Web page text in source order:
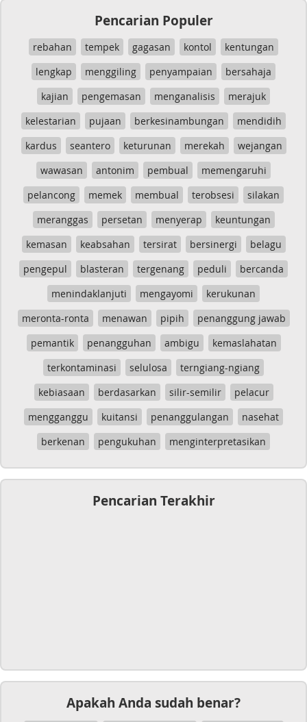
Pencarian Populer
rebahan tempek gagasan kontol
kentungan
lengkap
menggiling penyampaian
bersahaja
kajian
pengemasan menganalisis
merajuk
kelestarian
pujaan berkesinambungan
mendidih
kardus
seantero keturunan merekah
wejangan
wawasan
antonim pembual
memengaruhi
pelancong
memek membual terobsesi
silakan
meranggas
persetan menyerap
keuntungan
kemasan
keabsahan tersirat bersinergi
belagu
pengepul
blasteran tergenang peduli
bercanda
menindaklanjuti
mengayomi
kerukunan
meronta-ronta
menawan pipih
penanggung jawab
pemantik
penangguhan ambigu
kemaslahatan
terkontaminasi
selulosa
terngiang-ngiang
kebiasaan
berdasarkan silir-semilir
pelacur
mengganggu
kuitansi penanggulangan
nasehat
berkenan
pengukuhan menginterpretasikan
Pencarian Terakhir
Apakah Anda sudah benar?